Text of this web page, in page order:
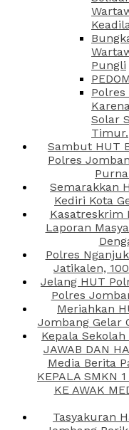
Pungli
Solar
Timur.
Sambut HUT
Polres
Semarakkan
Kediri Kota
Kasatreskrim
Laporan
Polres
Jatikalen,
Jelang HUT
Polres
Meriahkan
Jombang Gelar
Kepala
JAWAB DAN
Media Berita
KEPALA SMKN
KE AWAK
Tasyakuran